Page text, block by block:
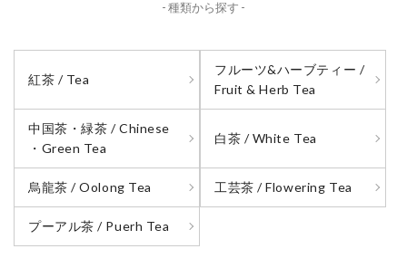
- 種類から探す -
紅茶 / Tea
フルーツ&ハーブティー /
Fruit & Herb Tea
中国茶・緑茶 / Chinese
・Green Tea
白茶 / White Tea
烏龍茶 / Oolong Tea 工芸茶 / Flowering Tea
プーアル茶 / Puerh Tea